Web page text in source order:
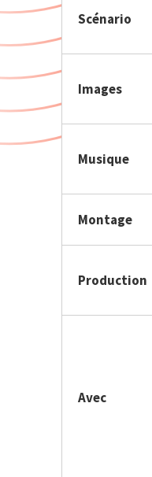
Scénario
Images
Musique
Montage
Production
Avec